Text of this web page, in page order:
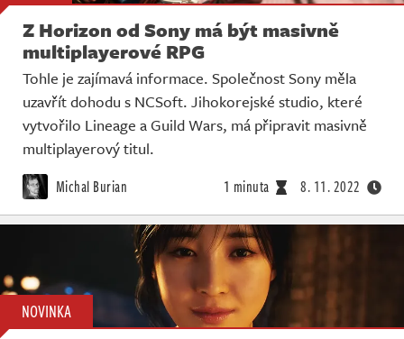
Z Horizon od Sony má být masivně
multiplayerové RPG
Tohle je zajímavá informace. Společnost Sony měla
uzavřít dohodu s NCSoft. Jihokorejské studio, které
vytvořilo Lineage a Guild Wars, má připravit masivně
multiplayerový titul.
Michal Burian 1 minuta 8. 11. 2022
NOVINKA